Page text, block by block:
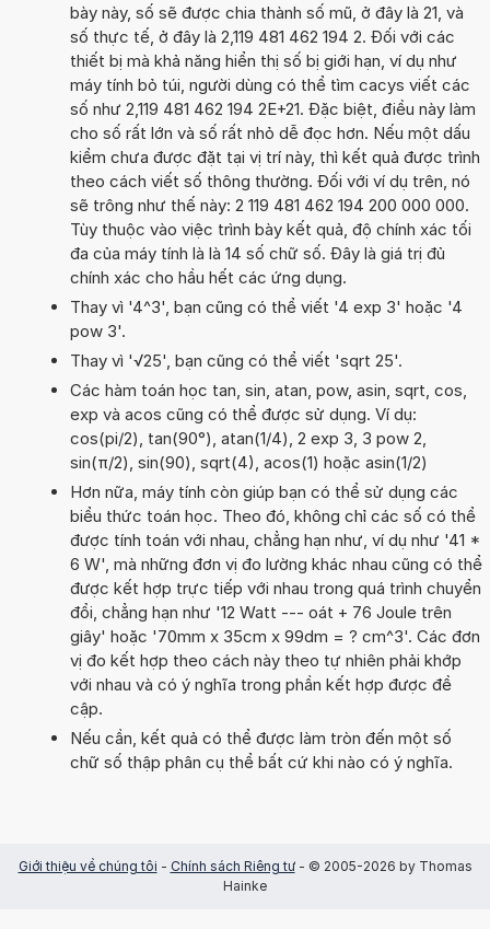
bày này, số sẽ được chia thành số mũ, ở đây là 21, và
số thực tế, ở đây là 2,119 481 462 194 2. Đối với các
thiết bị mà khả năng hiển thị số bị giới hạn, ví dụ như
máy tính bỏ túi, người dùng có thể tìm cacys viết các
số như 2,119 481 462 194 2E+21. Đặc biệt, điều này làm
cho số rất lớn và số rất nhỏ dễ đọc hơn. Nếu một dấu
kiểm chưa được đặt tại vị trí này, thì kết quả được trình
theo cách viết số thông thường. Đối với ví dụ trên, nó
sẽ trông như thế này: 2 119 481 462 194 200 000 000.
Tùy thuộc vào việc trình bày kết quả, độ chính xác tối
đa của máy tính là là 14 số chữ số. Đây là giá trị đủ
chính xác cho hầu hết các ứng dụng.
Thay vì '4^3', bạn cũng có thể viết '4 exp 3' hoặc '4
pow 3'.
Thay vì '√25', bạn cũng có thể viết 'sqrt 25'.
Các hàm toán học tan, sin, atan, pow, asin, sqrt, cos,
exp và acos cũng có thể được sử dụng. Ví dụ:
cos(pi/2), tan(90°), atan(1/4), 2 exp 3, 3 pow 2,
sin(π/2), sin(90), sqrt(4), acos(1) hoặc asin(1/2)
Hơn nữa, máy tính còn giúp bạn có thể sử dụng các
biểu thức toán học. Theo đó, không chỉ các số có thể
được tính toán với nhau, chẳng hạn như, ví dụ như '41 *
6 W', mà những đơn vị đo lường khác nhau cũng có thể
được kết hợp trực tiếp với nhau trong quá trình chuyển
đổi, chẳng hạn như '12 Watt --- oát + 76 Joule trên
giây' hoặc '70mm x 35cm x 99dm = ? cm^3'. Các đơn
vị đo kết hợp theo cách này theo tự nhiên phải khớp
với nhau và có ý nghĩa trong phần kết hợp được đề
cập.
Nếu cần, kết quả có thể được làm tròn đến một số
chữ số thập phân cụ thể bất cứ khi nào có ý nghĩa.
Giới thiệu về chúng tôi - Chính sách Riêng tư- © 2005-2026 by Thomas
Hainke